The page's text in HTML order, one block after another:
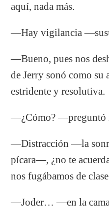
aquí, nada más.
—Hay vigilancia
—Bueno, pues nos
de Jerry sonó como su
estridente y resolutiva.
—¿Cómo? —preguntó
—Distracción —la
pícara—, ¿no te
nos fugábamos de
—Joder… —en la cama